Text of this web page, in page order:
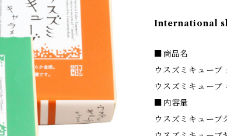
International
■商品名
ウスズミキューブ
ウスズミキューブ
■内容量
ウスズミキューブ